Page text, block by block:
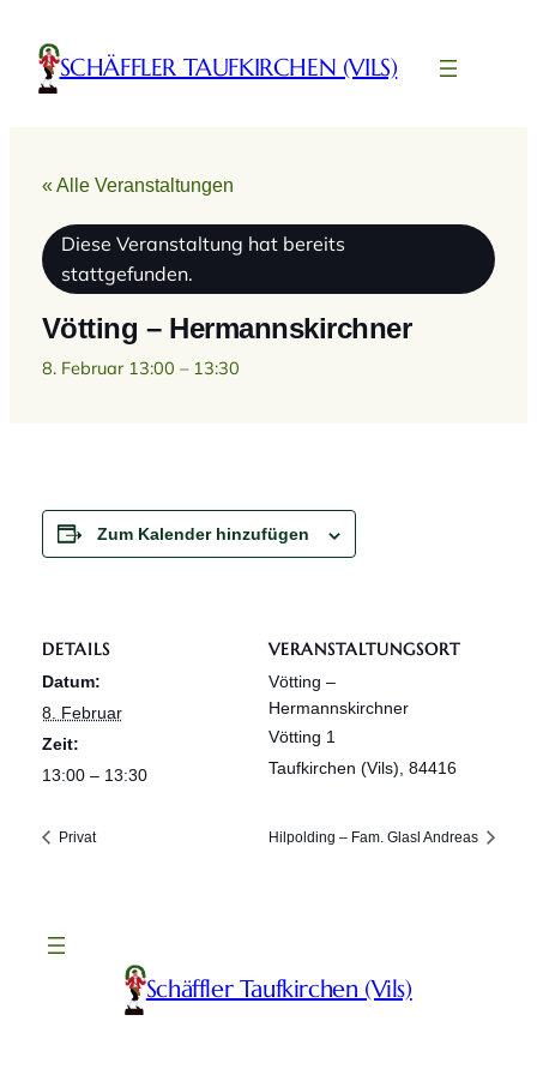
SCHÄFFLER TAUFKIRCHEN (VILS)
« Alle Veranstaltungen
Diese Veranstaltung hat bereits
stattgefunden.
Vötting – Hermannskirchner
8. Februar 13:00 – 13:30
Zum Kalender hinzufügen
DETAILS
Datum:
8. Februar
Zeit:
13:00 – 13:30
VERANSTALTUNGSORT
Vötting –
Hermannskirchner
Vötting 1
Taufkirchen (Vils) 84416
Privat Hilpolding – Fam. Glasl Andreas
Schäffler Taufkirchen (Vils)